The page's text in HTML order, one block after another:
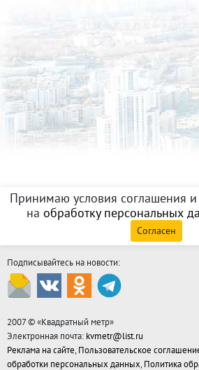
Принимаю условия соглашения и
на обработку персональных
Согласен
Подписывайтесь на новости:
2007 © «Квадратный метр»
Электронная почта: kvmetr@list.ru
Реклама на сайте, Пользовательское
обработки персональных данных, Политика